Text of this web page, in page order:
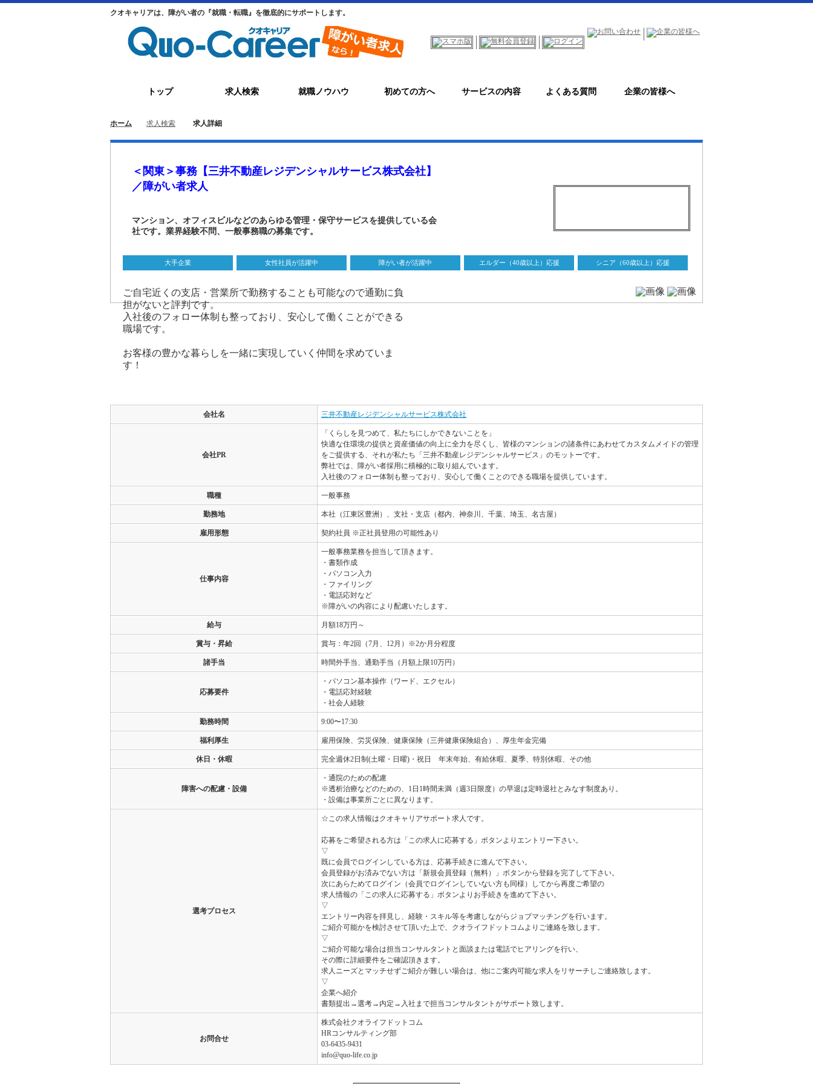
クオキャリアは、障がい者の『就職・転職』を徹底的にサポートします。
トップ 求人検索 就職ノウハウ 初めての方へ サービスの内容 よくある質問 企業の皆様へ
ホーム 求人検索 求人詳細
＜関東＞事務【三井不動産レジデンシャルサービス株式会社】
／障がい者求人
マンション、オフィスビルなどのあらゆる管理・保守サービスを提供している会
社です。業界経験不問、一般事務職の募集です。
大手企業 女性社員が活躍中 障がい者が活躍中 エルダー（40歳以上）応援 シニア（60歳以上）応援
ご自宅近くの支店・営業所で勤務することも可能なので通勤に負
担がないと評判です。
入社後のフォロー体制も整っており、安心して働くことができる
職場です。
お客様の豊かな暮らしを一緒に実現していく仲間を求めていま
す！
会社名 三井不動産レジデンシャルサービス株式会社
会社PR
「くらしを見つめて、私たちにしかできないことを」
快適な住環境の提供と資産価値の向上に全力を尽くし、皆様のマンションの諸条件にあわせてカスタムメイドの管理
をご提供する、それが私たち「三井不動産レジデンシャルサービス」のモットーです。
弊社では、障がい者採用に積極的に取り組んでいます。
入社後のフォロー体制も整っており、安心して働くことのできる職場を提供しています。
職種 一般事務
勤務地 本社（江東区豊洲）、支社・支店（都内、神奈川、千葉、埼玉、名古屋）
雇用形態 契約社員 ※正社員登用の可能性あり
仕事内容
一般事務業務を担当して頂きます。
・書類作成
・パソコン入力
・ファイリング
・電話応対など
※障がいの内容により配慮いたします。
給与 月額18万円～
賞与・昇給 賞与：年2回（7月、12月）※2か月分程度
諸手当 時間外手当、通勤手当（月額上限10万円）
応募要件
・パソコン基本操作（ワード、エクセル）
・電話応対経験
・社会人経験
勤務時間 9:00〜17:30
福利厚生 雇用保険、労災保険、健康保険（三井健康保険組合）、厚生年金完備
休日・休暇 完全週休2日制(土曜・日曜)・祝日 年末年始、有給休暇、夏季、特別休暇、その他
障害への配慮・設備
・通院のための配慮
※透析治療などのための、1日1時間未満（週3日限度）の早退は定時退社とみなす制度あり。
・設備は事業所ごとに異なります。
選考プロセス
☆この求人情報はクオキャリアサポート求人です。
応募をご希望される方は「この求人に応募する」ボタンよりエントリー下さい。
▽
既に会員でログインしている方は、応募手続きに進んで下さい。
会員登録がお済みでない方は「新規会員登録（無料）」ボタンから登録を完了して下さい。
次にあらためてログイン（会員でログインしていない方も同様）してから再度ご希望の
求人情報の「この求人に応募する」ボタンよりお手続きを進めて下さい。
▽
エントリー内容を拝見し、経験・スキル等を考慮しながらジョブマッチングを行います。
ご紹介可能かを検討させて頂いた上で、クオライフドットコムよりご連絡を致します。
▽
ご紹介可能な場合は担当コンサルタントと面談または電話でヒアリングを行い、
その際に詳細要件をご確認頂きます。
求人ニーズとマッチせずご紹介が難しい場合は、他にご案内可能な求人をリサーチしご連絡致します。
▽
企業へ紹介
書類提出→選考→内定→入社まで担当コンサルタントがサポート致します。
お問合せ
株式会社クオライフドットコム
HRコンサルティング部
03-6435-9431
info@quo-life.co.jp